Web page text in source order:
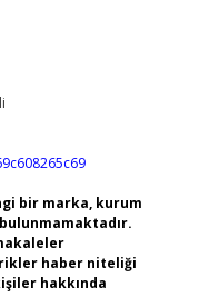
bir marka, kurum
haber niteliği
hakkında